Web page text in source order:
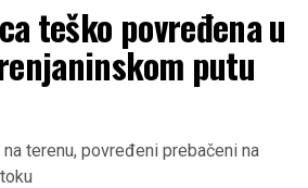
teško povređena u
putu
terenu, povređeni prebačeni na